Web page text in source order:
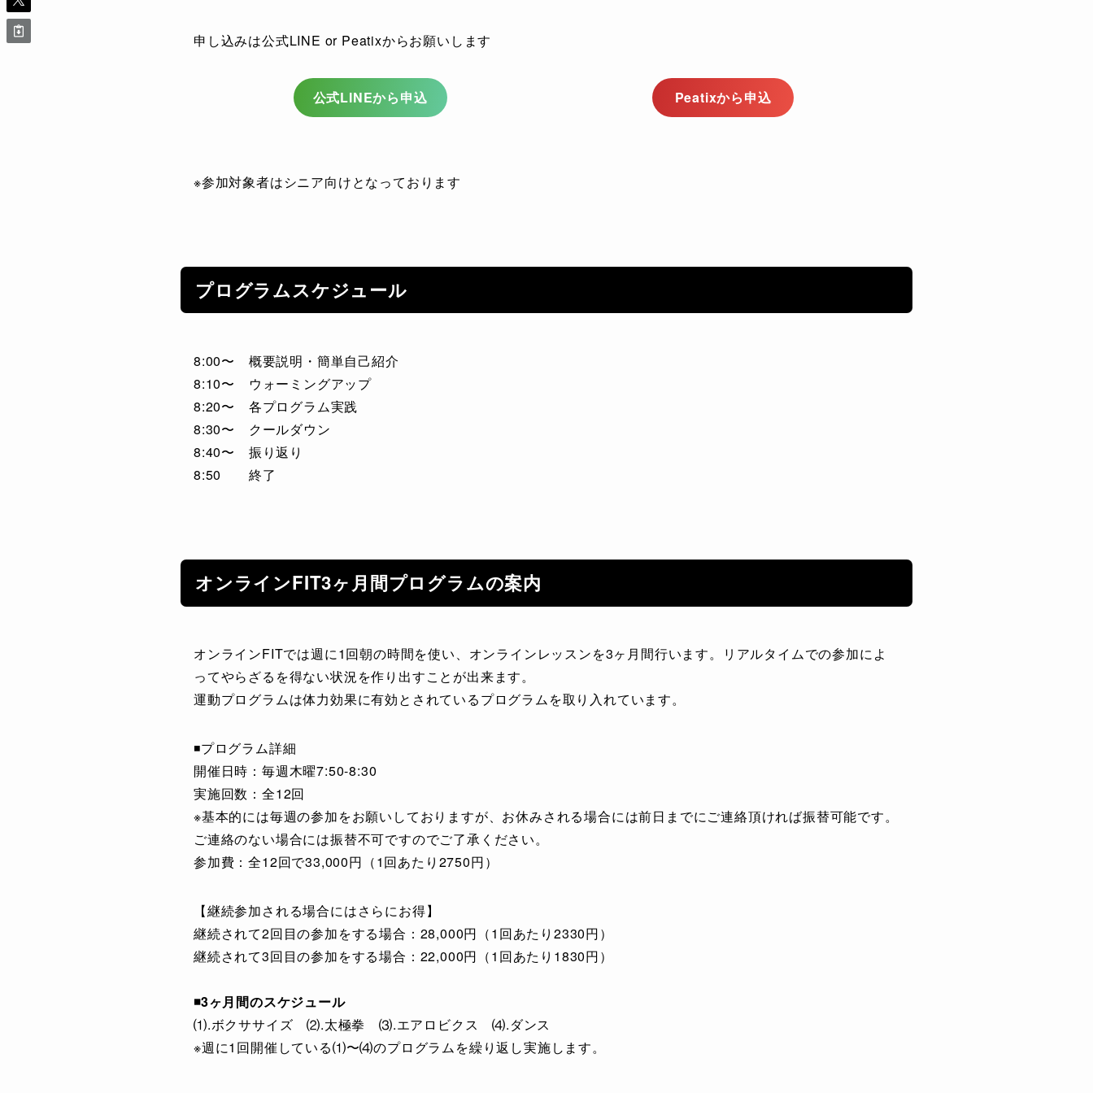
申し込みは公式LINE or Peatixからお願いします
公式LINEから申込 Peatixから申込
※参加対象者はシニア向けとなっております
プログラムスケジュール
8:00〜 概要説明・簡単自己紹介
8:10〜 ウォーミングアップ
8:20〜 各プログラム実践
8:30〜 クールダウン
8:40〜 振り返り
8:50 終了
オンラインFIT3ヶ月間プログラムの案内
オンラインFITでは週に1回朝の時間を使い、オンラインレッスンを3ヶ月間行います。リアルタイムでの参加によ
ってやらざるを得ない状況を作り出すことが出来ます。
運動プログラムは体力効果に有効とされているプログラムを取り入れています。
◾️プログラム詳細
開催日時：毎週木曜7:50-8:30
実施回数：全12回
※基本的には毎週の参加をお願いしておりますが、お休みされる場合には前日までにご連絡頂ければ振替可能です。
ご連絡のない場合には振替不可ですのでご了承ください。
参加費：全12回で33,000円（1回あたり2750円）
【継続参加される場合にはさらにお得】
継続されて2回目の参加をする場合：28,000円（1回あたり2330円）
継続されて3回目の参加をする場合：22,000円（1回あたり1830円）
◾️3ヶ月間のスケジュール
⑴.ボクササイズ ⑵.太極拳 ⑶.エアロビクス ⑷.ダンス
※週に1回開催している⑴〜⑷のプログラムを繰り返し実施します。